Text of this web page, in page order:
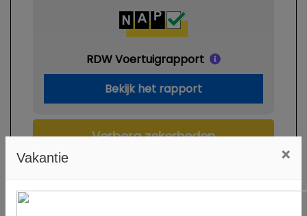
RDW Voertuigrapport
Bekijk het rapport
Verberg zekerheden
Vakantie ×